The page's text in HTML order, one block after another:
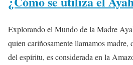
Explorando el Mundo de la Madre
quien cariñosamente llamamos madre,
del espíritu, es considerada en la